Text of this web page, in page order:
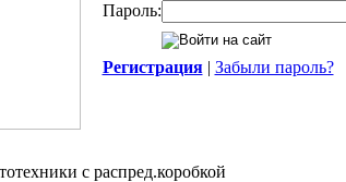
Пароль:
Регистрация| Забыли пароль?
с распред.коробкой